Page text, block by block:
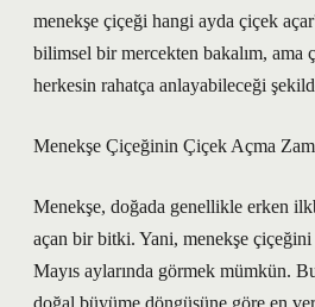
menekşe çiçeği hangi ayda çiçek
bilimsel bir mercekten bakalım, ama
herkesin rahatça anlayabileceği
Menekşe Çiçeğinin Çiçek Açma
Menekşe, doğada genellikle erken
açan bir bitki. Yani, menekşe
Mayıs aylarında görmek mümkün.
doğal büyüme döngüsüne göre en